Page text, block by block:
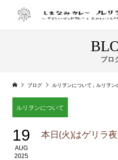
ブロ
ブログ ルリヲンについて , ルリヲン
ルリヲンについて
19
AUG
2025
本日(火)はゲリラ夜